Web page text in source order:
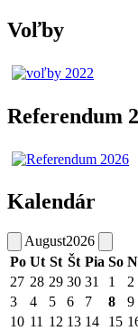
Voľby
Referendum
Kalendár
August2026
Po Ut St Št Pia So
27 28 29 30 31 1
2
3
4 5 6 7 8
9
10 11 12 13 14 15